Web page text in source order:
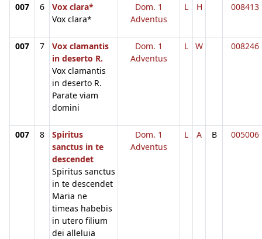
007 6
Vox clara*
Vox clara*
Dom. 1
Adventus
L H 008413
007 7
Vox clamantis
in deserto R.
Vox clamantis
in deserto R.
Parate viam
domini
Dom. 1
Adventus
L W 008246
007 8
Spiritus
sanctus in te
descendet
Spiritus sanctus
in te descendet
Maria ne
timeas habebis
in utero filium
dei alleluia
Dom. 1
Adventus
L A B 005006